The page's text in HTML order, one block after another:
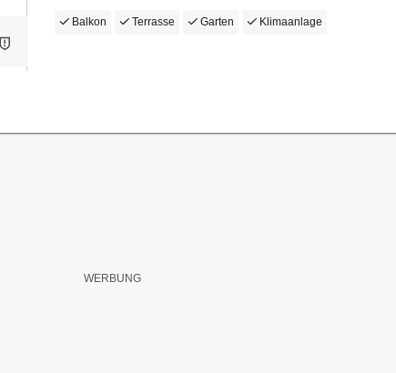
Balkon Terrasse Garten Klimaanlage